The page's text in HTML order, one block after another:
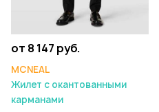
от 8 147 руб.
MCNEAL
Жилет с окантованными
карманами